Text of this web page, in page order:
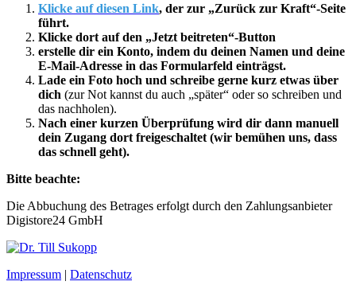
Klicke auf diesen Link, der zur „Zurück zur Kraft“-Seite
führt.
Klicke dort auf den „Jetzt beitreten“-Button
erstelle dir ein Konto, indem du deinen Namen und deine
E-Mail-Adresse in das Formularfeld einträgst.
Lade ein Foto hoch und schreibe gerne kurz etwas über
dich (zur Not kannst du auch „später“ oder so schreiben und
das nachholen).
Nach einer kurzen Überprüfung wird dir dann manuell
dein Zugang dort freigeschaltet (wir bemühen uns, dass
das schnell geht).
Bitte beachte:
Die Abbuchung des Betrages erfolgt durch den Zahlungsanbieter
Digistore24 GmbH
Impressum | Datenschutz